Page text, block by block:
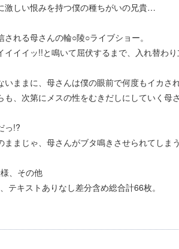
激しい恨みを持つ僕の種ちがいの兄貴…
される母さんの輪○陵○ライブショー。
イイイッ!!と鳴いて屈伏するまで、入れ替わ
いままに、母さんは僕の眼前で何度もイカさ
も、次第にメスの性をむきだしにしていく母
っ!?
まじゃ、母さんがブタ鳴きさせられてしま
、その他
テキストありなし差分含め総合計66枚。